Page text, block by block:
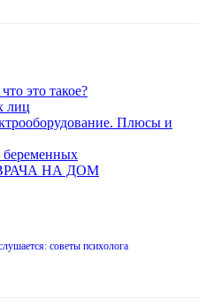
это такое?
лиц
Плюсы и
беременных
НА ДОМ
советы психолога